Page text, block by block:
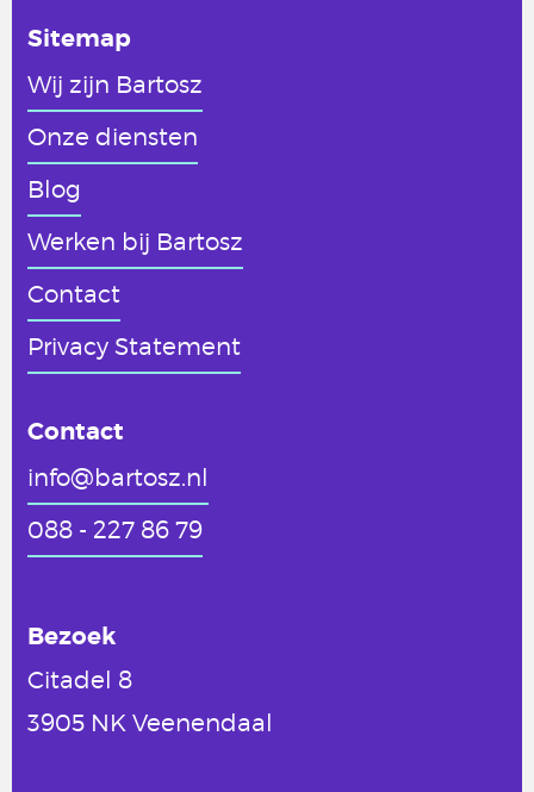
Sitemap
Wij zijn Bartosz
Onze diensten
Blog
Werken bij Bartosz
Contact
Privacy Statement
Contact
info@bartosz.nl
088 - 227 86 79
Bezoek
Citadel 8
3905 NK Veenendaal